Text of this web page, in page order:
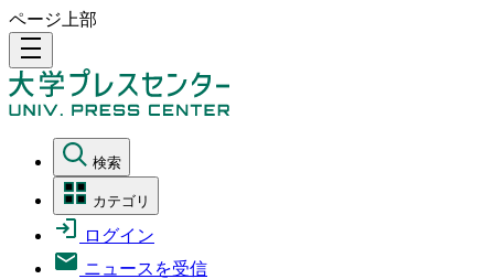
ページ上部
density_medium
検索
カテゴリ
ログイン
ニュースを受信